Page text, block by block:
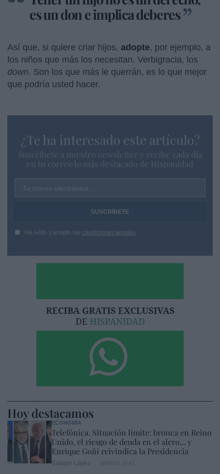
es un don e implica deberes
Así que, si quiere criar hijos, adopte, por ejemplo, a
los niños que más los necesitan. Verbigracia, los
down. Son los que más le querrán, es lo que mejor
que podría usted hacer.
¿Te ha interesado este artículo?
Suscríbete a nuestro newsletter y recibe cada dia
en tu correo lo más destacado de Hispanidad
Tu correo electrónico...
He leído y acepto las condiciones legales
Hoy destacamos
ECONOMÍA
Telefónica. Situación límite: bronca en Reino
Unido, el riesgo de deuda en el alero... y
Enrique Goñi reivindica la Presidencia